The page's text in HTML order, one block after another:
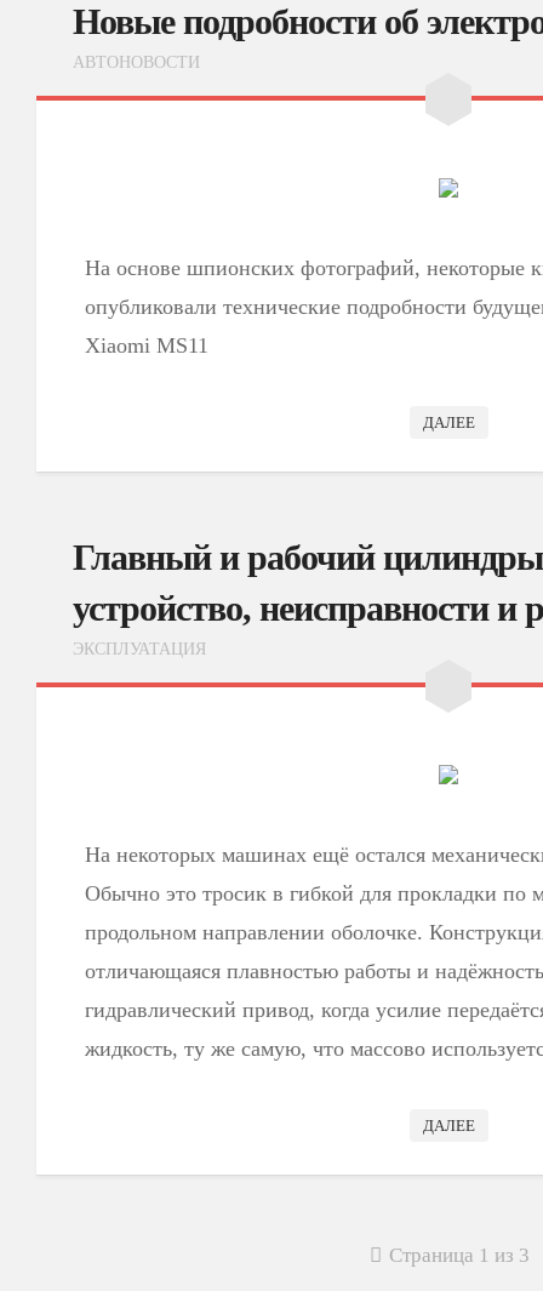
Новые подробности об
АВТОНОВОСТИ
На основе шпионских фотографий, некоторые
опубликовали технические подробности
Xiaomi MS11
ДАЛЕЕ
Главный и рабочий
устройство, неисправности и
ЭКСПЛУАТАЦИЯ
На некоторых машинах ещё остался
Обычно это тросик в гибкой для прокладки по
продольном направлении оболочке.
отличающаяся плавностью работы и
гидравлический привод, когда усилие
жидкость, ту же самую, что массово
ДАЛЕЕ
Страница 1 из 3